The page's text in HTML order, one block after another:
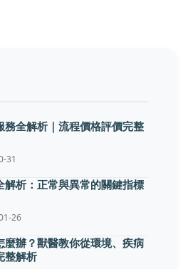
務全解析｜流程價格評價完整
31
解析：正常與異常的關鍵指標
26
麼辦？獸醫教你從環境、疾病
整解析